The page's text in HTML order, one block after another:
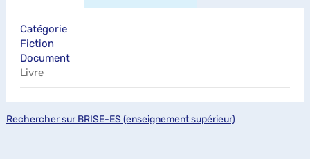
Catégorie
Fiction
Document
Livre
Rechercher sur BRISE-ES (enseignement supérieur)